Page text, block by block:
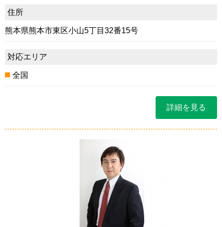
住所
熊本県熊本市東区小山5丁目32番15号
対応エリア
全国
詳細を見る